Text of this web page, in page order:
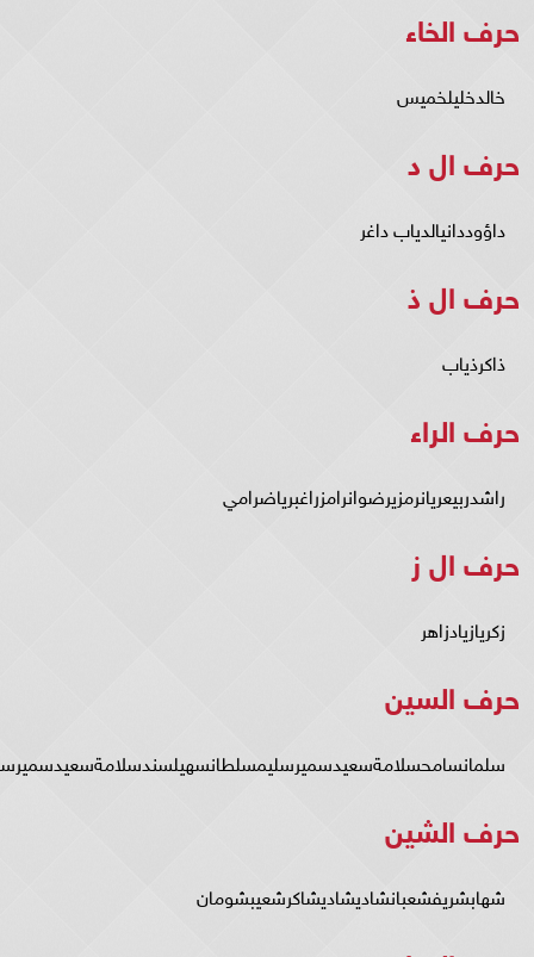
حرف الخاء
خالدخليلخميس
حرف ال د
داؤوددانيالدياب داغر
حرف ال ذ
ذاكرذياب
حرف الراء
راشدربيعريانرمزيرضوانرامزراغبرياضرامي
حرف ال ز
زكريازيادزاهر
حرف السين
حرف الشين
شهابشريفشعبانشاديشاديشاكرشعيبشومان